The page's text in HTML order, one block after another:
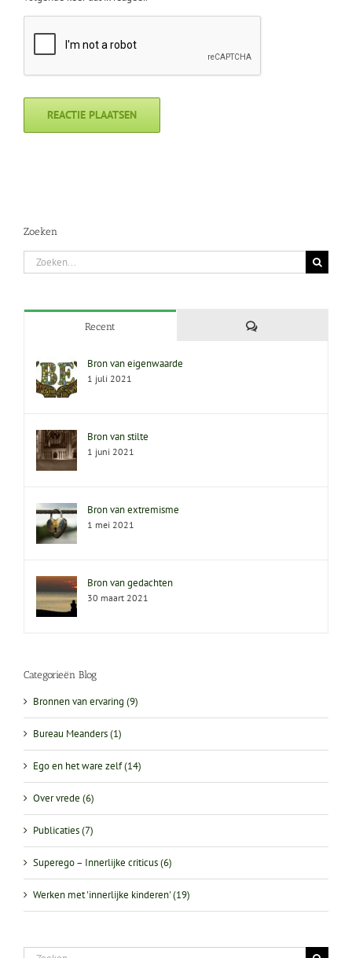
Zoeken
Zoeken
naar:
Recent Reacties
Bron van eigenwaarde
1 juli 2021
Bron van stilte
1 juni 2021
Bron van extremisme
1 mei 2021
Bron van gedachten
30 maart 2021
Categorieën Blog
Bronnen van ervaring (9)
Bureau Meanders (1)
Ego en het ware zelf (14)
Over vrede (6)
Publicaties (7)
Superego – Innerlijke criticus (6)
Werken met 'innerlijke kinderen' (19)
Zoeken